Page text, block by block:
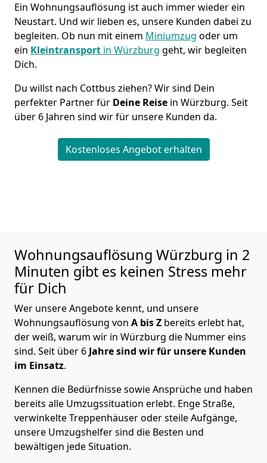
Ein Wohnungsauflösung ist auch immer wieder ein
Neustart. Und wir lieben es, unsere Kunden dabei zu
begleiten. Ob nun mit einem Miniumzug oder um
ein Kleintransport in Würzburg geht, wir begleiten
Dich.
Du willst nach Cottbus ziehen? Wir sind Dein
perfekter Partner für Deine Reise in Würzburg. Seit
über 6 Jahren sind wir für unsere Kunden da.
Kostenloses Angebot erhalten
Wohnungsauflösung Würzburg in 2
Minuten gibt es keinen Stress mehr
für Dich
Wer unsere Angebote kennt, und unsere
Wohnungsauflösung von A bis Z bereits erlebt hat,
der weiß, warum wir in Würzburg die Nummer eins
sind. Seit über 6 Jahre sind wir für unsere Kunden
im Einsatz.
Kennen die Bedürfnisse sowie Ansprüche und haben
bereits alle Umzugssituation erlebt. Enge Straße,
verwinkelte Treppenhäuser oder steile Aufgänge,
unsere Umzugshelfer sind die Besten und
bewältigen jede Situation.